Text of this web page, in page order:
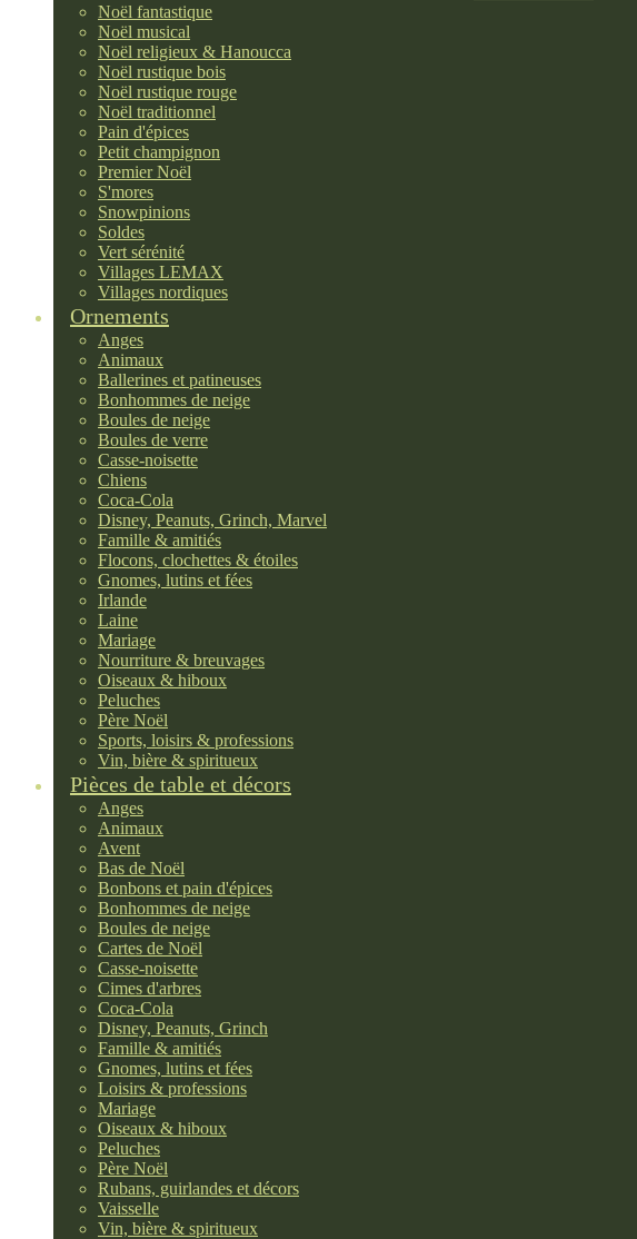
Noël fantastique
Noël musical
Noël religieux & Hanoucca
Noël rustique bois
Noël rustique rouge
Noël traditionnel
Pain d'épices
Petit champignon
Premier Noël
S'mores
Snowpinions
Soldes
Vert sérénité
Villages LEMAX
Villages nordiques
Ornements
Anges
Animaux
Ballerines et patineuses
Bonhommes de neige
Boules de neige
Boules de verre
Casse-noisette
Chiens
Coca-Cola
Disney, Peanuts, Grinch, Marvel
Famille & amitiés
Flocons, clochettes & étoiles
Gnomes, lutins et fées
Irlande
Laine
Mariage
Nourriture & breuvages
Oiseaux & hiboux
Peluches
Père Noël
Sports, loisirs & professions
Vin, bière & spiritueux
Pièces de table et décors
Anges
Animaux
Avent
Bas de Noël
Bonbons et pain d'épices
Bonhommes de neige
Boules de neige
Cartes de Noël
Casse-noisette
Cimes d'arbres
Coca-Cola
Disney, Peanuts, Grinch
Famille & amitiés
Gnomes, lutins et fées
Loisirs & professions
Mariage
Oiseaux & hiboux
Peluches
Père Noël
Rubans, guirlandes et décors
Vaisselle
Vin, bière & spiritueux